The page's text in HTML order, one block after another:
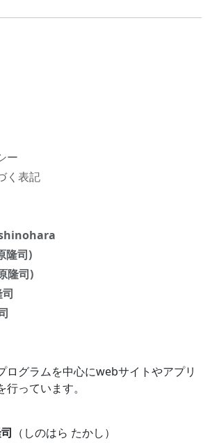
ー
く表記
隆司)
隆司)
ログラムを中心にwebサイトやアプリ
っています。
（しのはら たかし）